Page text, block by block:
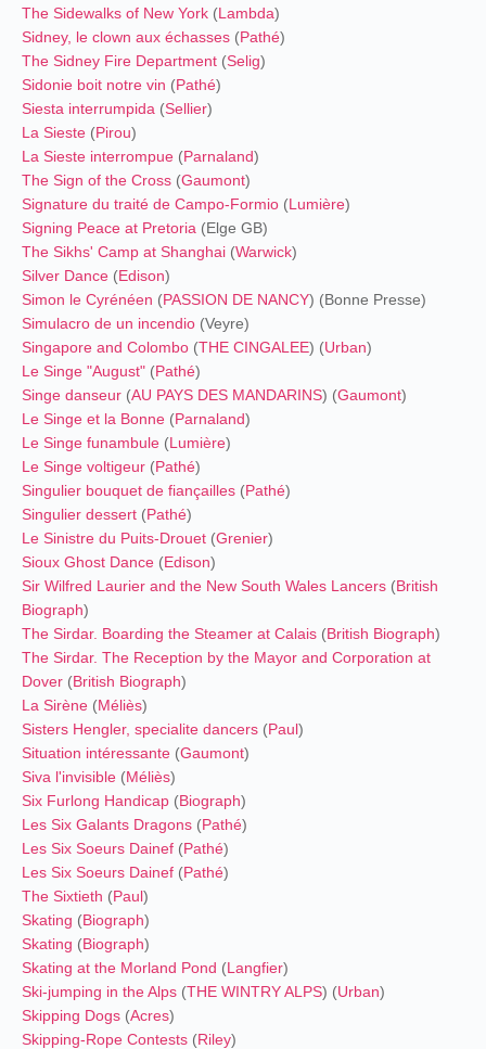
The Sidewalks of New York (Lambda)
Sidney, le clown aux échasses (Pathé)
The Sidney Fire Department (Selig)
Sidonie boit notre vin (Pathé)
Siesta interrumpida (Sellier)
La Sieste (Pirou)
La Sieste interrompue (Parnaland)
The Sign of the Cross (Gaumont)
Signature du traité de Campo-Formio (Lumière)
Signing Peace at Pretoria (Elge GB)
The Sikhs' Camp at Shanghai (Warwick)
Silver Dance (Edison)
Simon le Cyrénéen (PASSION DE NANCY) (Bonne Presse)
Simulacro de un incendio (Veyre)
Singapore and Colombo (THE CINGALEE) (Urban)
Le Singe "August" (Pathé)
Singe danseur (AU PAYS DES MANDARINS) (Gaumont)
Le Singe et la Bonne (Parnaland)
Le Singe funambule (Lumière)
Le Singe voltigeur (Pathé)
Singulier bouquet de fiançailles (Pathé)
Singulier dessert (Pathé)
Le Sinistre du Puits-Drouet (Grenier)
Sioux Ghost Dance (Edison)
Sir Wilfred Laurier and the New South Wales Lancers (British
Biograph)
The Sirdar. Boarding the Steamer at Calais (British Biograph)
The Sirdar. The Reception by the Mayor and Corporation at
Dover (British Biograph)
La Sirène (Méliès)
Sisters Hengler, specialite dancers (Paul)
Situation intéressante (Gaumont)
Siva l'invisible (Méliès)
Six Furlong Handicap (Biograph)
Les Six Galants Dragons (Pathé)
Les Six Soeurs Dainef (Pathé)
Les Six Soeurs Dainef (Pathé)
The Sixtieth (Paul)
Skating (Biograph)
Skating (Biograph)
Skating at the Morland Pond (Langfier)
Ski-jumping in the Alps (THE WINTRY ALPS) (Urban)
Skipping Dogs (Acres)
Skipping-Rope Contests (Riley)